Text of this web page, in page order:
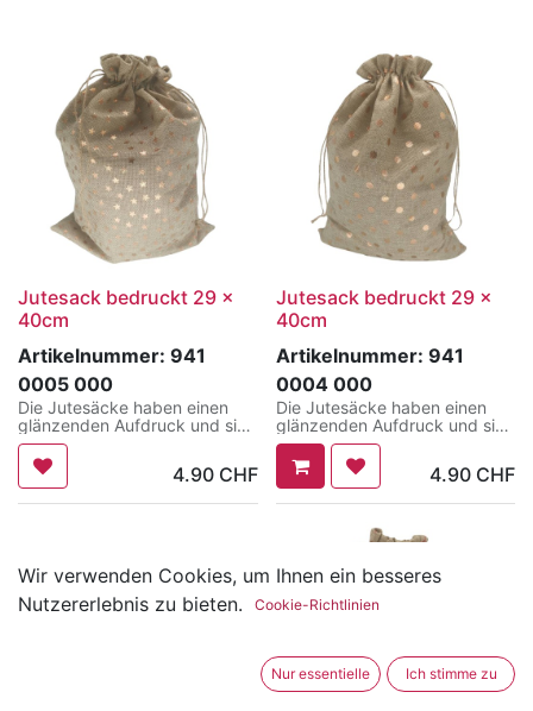
Jutesack bedruckt 29 x
40cm
Artikelnummer: 941
0005 000
Die Jutesäcke haben einen
glänzenden Aufdruck und sind
ideal für Geschenke.
Sie sind 29 cm breit und 40cm
lang.
4.90CHF
Jutesack bedruckt 29 x
40cm
Artikelnummer: 941
0004 000
Die Jutesäcke haben einen
glänzenden Aufdruck und sind
ideal für Geschenke.
Sie sind 29 cm breit und 40cm
lang.
4.90 CHF
Wir verwenden Cookies, um Ihnen ein besseres
Nutzererlebnis zu bieten.
Cookie-Richtlinien
Nur essentielle Ich stimme zu